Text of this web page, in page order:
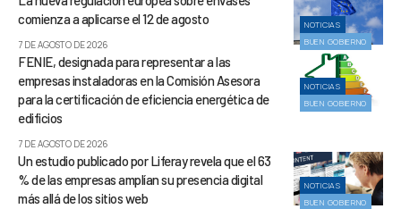
NOTICIAS
BUEN GOBIERNO
comienza a aplicarse el 12 de agosto
7 DE AGOSTO DE 2026
NOTICIAS
BUEN GOBIERNO
FENIE, designada para representar a las
empresas instaladoras en la Comisión Asesora
para la certificación de eficiencia energética de
edificios
7 DE AGOSTO DE 2026
NOTICIAS
BUEN GOBIERNO
Un estudio publicado por Liferay revela que el 63
% de las empresas amplían su presencia digital
más allá de los sitios web